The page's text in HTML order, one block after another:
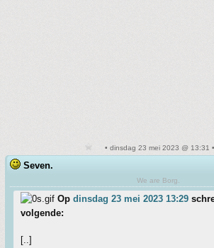
• dinsdag 23 mei 2023 @ 13:31
Seven.
We are Borg.
Op dinsdag 23 mei 2023 13:29
volgende:
[..]